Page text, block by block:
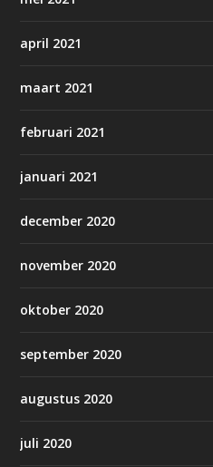
april 2021
maart 2021
februari 2021
januari 2021
december 2020
november 2020
oktober 2020
september 2020
augustus 2020
juli 2020